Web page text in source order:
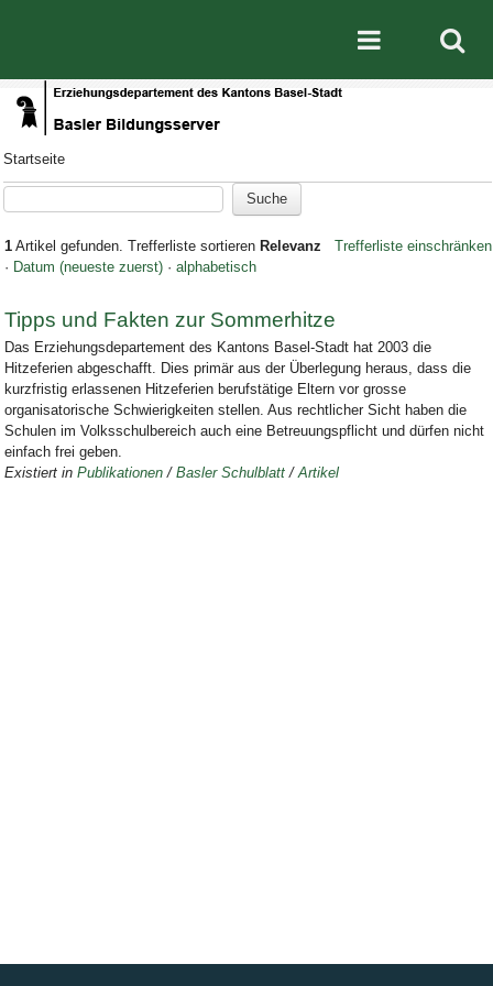
Mobile
Startseite
1 Artikel gefunden. Trefferliste einschränken
Trefferliste sortieren Relevanz
· Datum (neueste zuerst) · alphabetisch
Tipps und Fakten zur Sommerhitze
Das Erziehungsdepartement des Kantons Basel-Stadt hat 2003 die
Hitzeferien abgeschafft. Dies primär aus der Überlegung heraus, dass die
kurzfristig erlassenen Hitzeferien berufstätige Eltern vor grosse
organisatorische Schwierigkeiten stellen. Aus rechtlicher Sicht haben die
Schulen im Volksschulbereich auch eine Betreuungspflicht und dürfen nicht
einfach frei geben.
Existiert in Publikationen /Basler Schulblatt /Artikel